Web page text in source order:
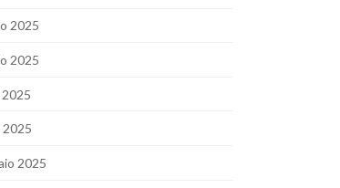
2025
2025
2025
2025